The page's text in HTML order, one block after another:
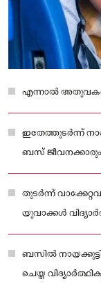
എന്നാല്‍
ഇതേത്തുടര്‍ന്ന്
ബസ് ജീവനക്കാരും
തുടര്‍ന്ന്
യുവാക്കള്‍
ബസില്‍
ചെയ്ത